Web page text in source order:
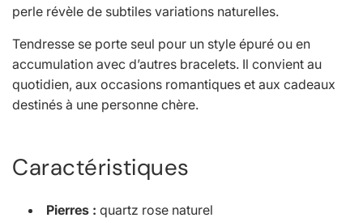
e
r
perle révèle de subtiles variations naturelles.
Tendresse se porte seul pour un style épuré ou en
accumulation avec d’autres bracelets. Il convient au
quotidien, aux occasions romantiques et aux cadeaux
destinés à une personne chère.
Caractéristiques
Pierres : quartz rose naturel